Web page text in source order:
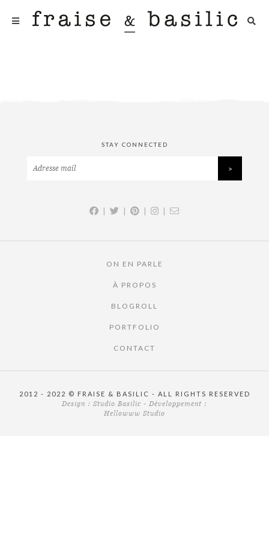
STAY CONNECTED
| | | |
ON EN PARLE
À PROPOS
BLOGROLL
PORTFOLIO
CONTACT
2012 - 2022 © FRAISE & BASILIC - ALL RIGHTS RESERVED
Design : Studio Basilic - Développement :
Hellowww Studio